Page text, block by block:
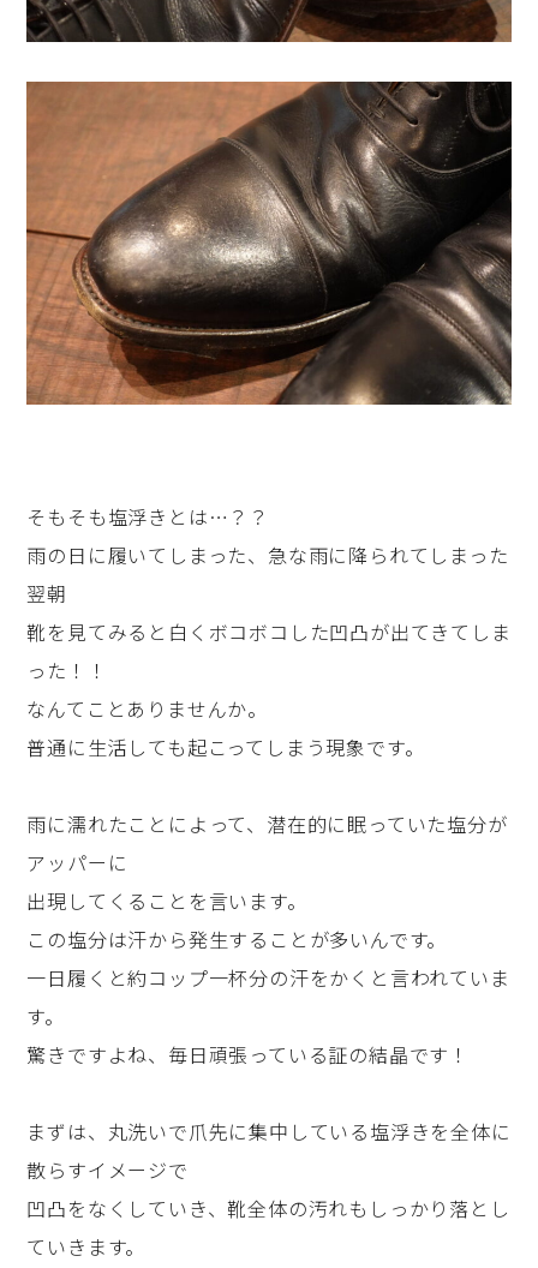
そもそも塩浮きとは…？？
雨の日に履いてしまった、急な雨に降られてしまった
翌朝
靴を見てみると白くボコボコした凹凸が出てきてしま
った！！
なんてことありませんか。
普通に生活しても起こってしまう現象です。
雨に濡れたことによって、潜在的に眠っていた塩分が
アッパーに
出現してくることを言います。
この塩分は汗から発生することが多いんです。
一日履くと約コップ一杯分の汗をかくと言われていま
す。
驚きですよね、毎日頑張っている証の結晶です！
まずは、丸洗いで爪先に集中している塩浮きを全体に
散らすイメージで
凹凸をなくしていき、靴全体の汚れもしっかり落とし
ていきます。